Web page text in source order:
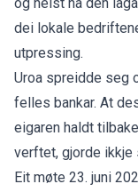
dei lokale
utpressing.
Uroa spreidde seg
felles bankar. At
eigaren haldt
verftet, gjorde ikkje
Eit møte 23. juni